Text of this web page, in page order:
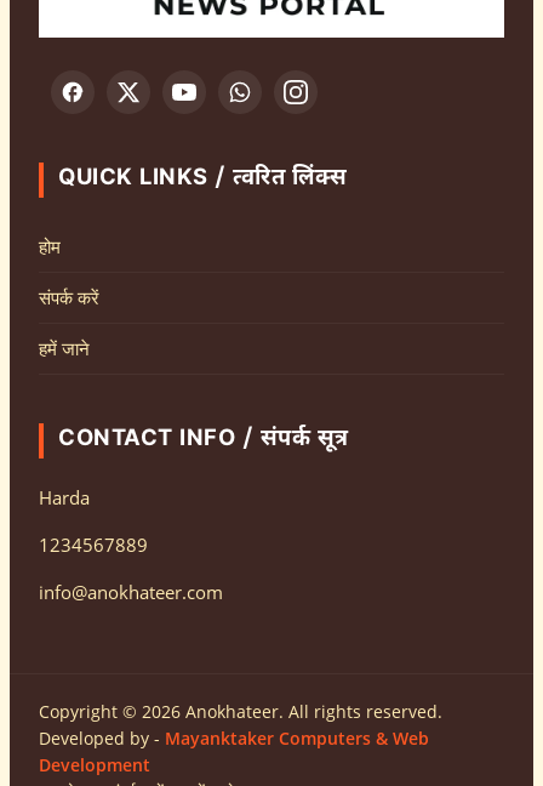
QUICK LINKS / त्वरित लिंक्स
होम
संपर्क करें
हमें जाने
CONTACT INFO / संपर्क सूत्र
Harda
1234567889
info@anokhateer.com
Copyright © 2026 Anokhateer. All rights reserved.
Developed by - Mayanktaker Computers & Web
Development